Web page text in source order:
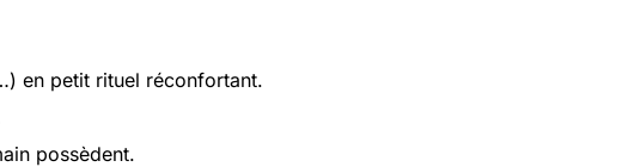
en petit rituel réconfortant.
possèdent.